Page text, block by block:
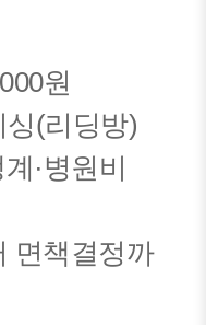
원
싱(리딩방)
·병원비
면책결정까